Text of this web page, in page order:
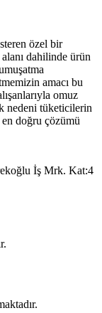
özel bir
dahilinde ürün
amacı bu
omuz
nedeni tüketicilerin
doğru çözümü
İş Mrk. Kat:4